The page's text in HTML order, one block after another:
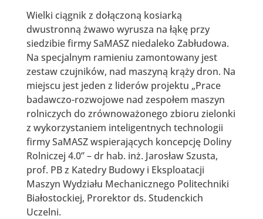
Wielki ciągnik z dołączoną kosiarką
dwustronną żwawo wyrusza na łąkę przy
siedzibie firmy SaMASZ niedaleko Zabłudowa.
Na specjalnym ramieniu zamontowany jest
zestaw czujników, nad maszyną krąży dron. Na
miejscu jest jeden z liderów projektu „Prace
badawczo-rozwojowe nad zespołem maszyn
rolniczych do zrównoważonego zbioru zielonki
z wykorzystaniem inteligentnych technologii
firmy SaMASZ wspierających koncepcję Doliny
Rolniczej 4.0” – dr hab. inż. Jarosław Szusta,
prof. PB z Katedry Budowy i Eksploatacji
Maszyn Wydziału Mechanicznego Politechniki
Białostockiej, Prorektor ds. Studenckich
Uczelni.